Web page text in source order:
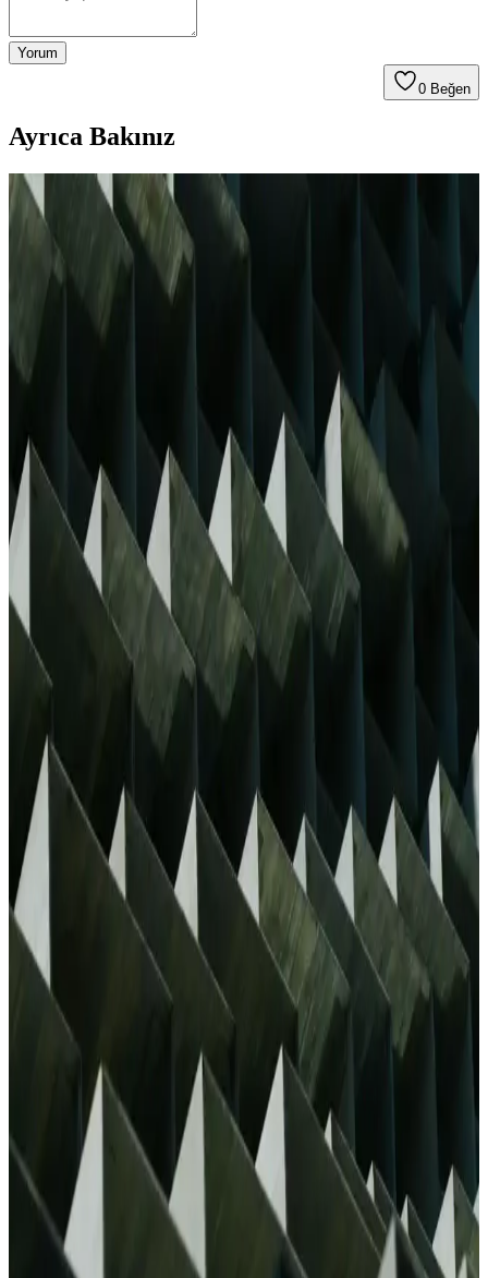
Yorum
0 Beğen
Ayrıca Bakınız
JBL Bluetooth Hoparlörlerin Özellikleri ve Bağlantı
Problemlerine Çözüm Yolları
JBL Bluetooth hoparlörler, yüksek ses kalitesi ve dayanıklılığıyla
öne çıkar. Bağlantı sorunları için güncellemeler ve ayar ipuçlarıyla
Taşınabilir Bluetooth Hoparlörler: Mobil Ses
Deneyimini Yükselten En İyi Seçenekler
Taşınabilir Bluetooth hoparlörler, kompakt tasarımı, kablosuz
bağlantısı ve yüksek ses kalitesiyle mobil yaşam tarzına mükemmel
uyum sağlar. Suya dayanıklı modeller ve uzun pil ömrü ile her yerde
müzik keyfi sunar.
MF Acoustic 0215 ile Ryzen KTS-1057 Kablosuz
Bluetooth Hoparlörleri Karşılaştırması
MF Acoustic 0215 ile Ryzen KTS-1057 karşılaştırması güç (W),
çalma süresi, Bluetooth menzili ve bağlantı seçeneklerini (USB,
hafıza kartı, mikrofon girişi) odak alır; kullanıcı geri bildirimleriyle
gerçek dünyadaki performans ipuçları sunar.
Büyük Hoparlörler: Güçlü Ses ve Geniş Alanlara
Yayılma Özellikleri Hakkında Detaylar
Büyük hoparlörler, yüksek güç ve geniş alanlara yayılma
özellikleriyle öne çıkar. Konser, açık hava ve büyük mekanlarda
kullanılır, teknolojik gelişmelerle performansları artmaktadır.
Anker Soundcore Motion Boom Plus Taşınabilir
Bluetooth Hoparlör Özellikleri ve Kullanım Alanları
Anker Soundcore Motion Boom Plus, dayanıklı yapısı ve yüksek
ses kalitesiyle öne çıkan taşınabilir Bluetooth hoparlör. Suya ve toza
karşı dayanıklı, uzun pil ömrü ile açık hava etkinlikleri için ideal bir
seçenek.
Logitech Z533 Media Markt'ta: Güçlü Ses ve Çok
Yönlü Bağlantı Seçenekleri
Logitech Z533, 120 watt güç, çok yönlü bağlantı ve etkileyici bass
performansıyla ev ve bilgisayar kullanımı için ideal yüksek kaliteli
JBL Boombox 3 ve Harman Kardon Go Play:
Taşınabilir Ses Deneyiminde Farklı Yaklaşımlar
JBL Boombox 3 ve Harman Kardon Go Play, farklı tasarım ve ses
özellikleriyle öne çıkan taşınabilir hoparlörlerdir. Dayanıklılık ve
taşınabilirlik açısından çeşitli avantajlar sunar.